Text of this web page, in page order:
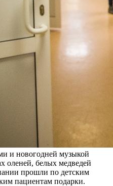
и новогодней музыкой
оленей, белых медведей
прошли по детским
пациентам подарки.